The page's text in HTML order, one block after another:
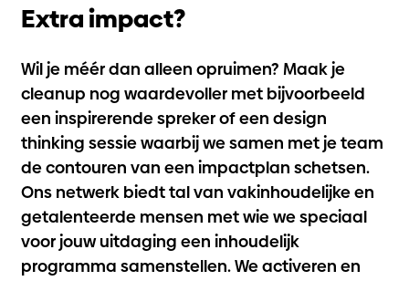
Extra impact?
Wil je méér dan alleen opruimen? Maak je
cleanup nog waardevoller met bijvoorbeeld
een inspirerende spreker of een design
thinking sessie waarbij we samen met je team
de contouren van een impactplan schetsen.
Ons netwerk biedt tal van vakinhoudelijke en
getalenteerde mensen met wie we speciaal
voor jouw uitdaging een inhoudelijk
programma samenstellen. We activeren en